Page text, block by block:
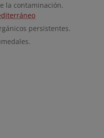
la contaminación.
persistentes.